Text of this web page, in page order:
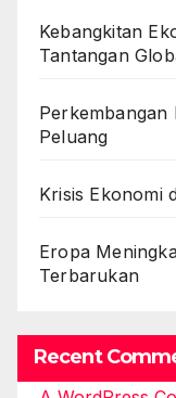
Kebangkitan
Tantangan
Perkembangan
Peluang
Krisis Ekonomi
Eropa
Terbarukan
Recent